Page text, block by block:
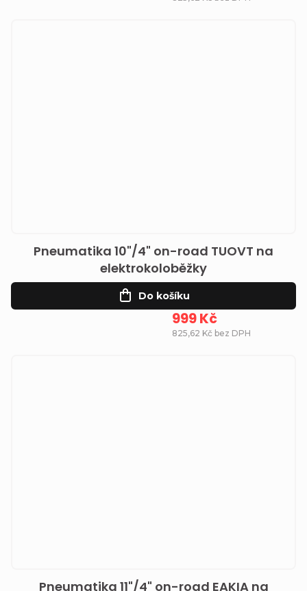
Pneumatika 10"/4" on-road TUOVT na
elektrokoloběžky
825,62 Kč bez DPH
999 Kč
Do košíku
Pneumatika 11"/4" on-road EAKIA na